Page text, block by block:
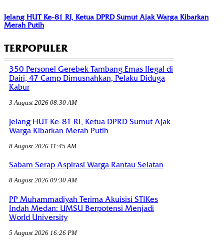
Jelang HUT Ke-81 RI, Ketua DPRD Sumut Ajak Warga Kibarkan
Merah Putih
TERPOPULER
350 Personel Gerebek Tambang Emas Ilegal di
Dairi, 47 Camp Dimusnahkan, Pelaku Diduga
Kabur
3 August 2026 08:30 AM
Jelang HUT Ke-81 RI, Ketua DPRD Sumut Ajak
Warga Kibarkan Merah Putih
8 August 2026 11:45 AM
Sabam Serap Aspirasi Warga Rantau Selatan
8 August 2026 09:30 AM
PP Muhammadiyah Terima Akuisisi STIKes
Indah Medan: UMSU Berpotensi Menjadi
World University
5 August 2026 16:26 PM